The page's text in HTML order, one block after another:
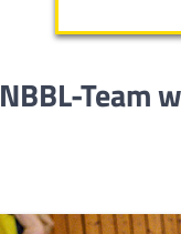
NBBL-Team